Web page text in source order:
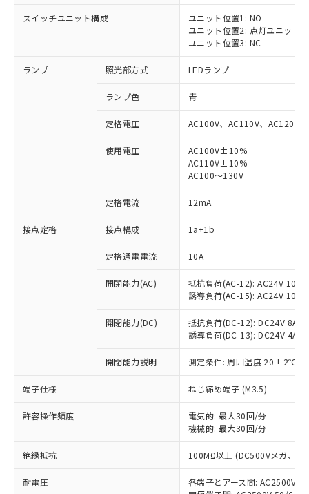
スイッチユニット構成
ユニット位置1: NO
ユニット位置2: 点灯ユニット
ユニット位置3: NC
ランプ 照光部方式 LEDランプ
ランプ色 青
定格電圧 AC100V、AC110V、AC120V
使用電圧
AC100V±10%
AC110V±10%
AC100～130V
定格電流 12mA
接点定格 接点構成 1a+1b
定格通電電流 10A
開閉能力(AC)
抵抗負荷(AC-12): AC24V 10A/
誘導負荷(AC-15): AC24V
開閉能力(DC)
抵抗負荷(DC-12): DC24V 8A/
誘導負荷(DC-13): DC24V 4A/
開閉能力説明 測定条件: 周囲温度 20±2℃、
端子仕様 ねじ締め端子 (M3.5)
許容操作頻度
電気的: 最大30回/分
機械的: 最大30回/分
絶縁抵抗 100MΩ以上 (DC500Vメガ、点
耐電圧
各端子とアース間: AC2500V
ご利用条件
以下の条件をお読みいただき、同意のうえ
本サービスは、当社制御機器事業取扱
商品の当社在庫状況および標準価格
(税抜)を提供させていただくもので
当社制御機器事業取扱商品の中には、
本サービスの対象外となる商品もある
ことをご了承ください。
※1 対応状況
対応済み：EU RoHS指令（10物質）の
非含有に対応した製品が提供可能な商品で
対応予定：EU RoHS指令（10物質）の非含
有に対応した製品に切り替える予定のある
対応予定なし：EU RoHS指令（10物質）の
非含有に非対応の商品で、対応品を出す予
調査・確認中：EU RoHS指令（10物質）の
非含有の対応状況を調査中または確認中の
商品です。
非該当品：ライセンス料など無形物で、有
害物質有無と関係のない商品です。
仕入先様の事情により、非含有部品として
いたものが、含有品と判明した場合などや
「○」：最大均質材料含有率が中国RoHSの
「×」：最大均質材料含有率が中国RoHSの
基準値を超えていることを示します。
当社は、これら貴社製品のうち、外国